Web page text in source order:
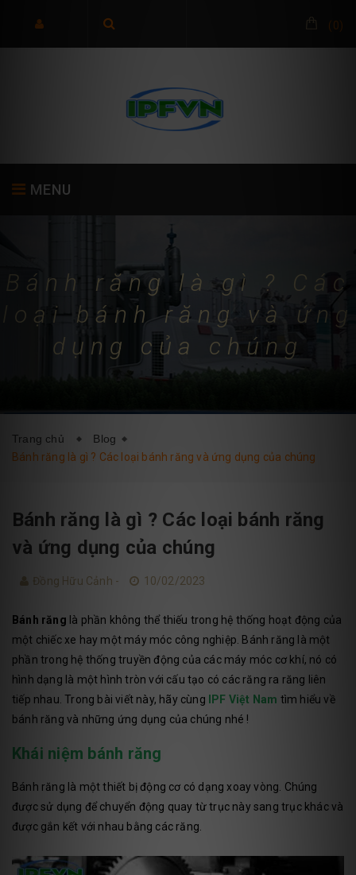
(0)
MENU
GIỚI THIỆU
BLOG LIÊN HỆ
Bánh răng là gì ? Các
loại bánh răng và ứng
dụng của chúng
Trang chủ
Blog
Bánh răng là gì ? Các loại bánh răng và ứng dụng của chúng
Bánh răng là gì ? Các loại bánh răng
và ứng dụng của chúng
Đồng Hữu Cảnh - 10/02/2023
Bánh răng là phần không thể thiếu trong hệ thống hoạt động của
một chiếc xe hay một máy móc công nghiệp. Bánh răng là một
phần trong hệ thống truyền động của các máy móc cơ khí, nó có
hình dạng là một hình tròn với cấu tạo có các răng ra răng liên
tiếp nhau. Trong bài viết này, hãy cùng
IPF Việt Nam tìm hiểu về
bánh răng và những ứng dụng của chúng nhé !
Khái niệm bánh răng
Bánh răng là một thiết bị động cơ có dạng xoay vòng. Chúng
được sử dụng để chuyển động quay từ trục này sang trục khác và
được gắn kết với nhau bằng các răng.